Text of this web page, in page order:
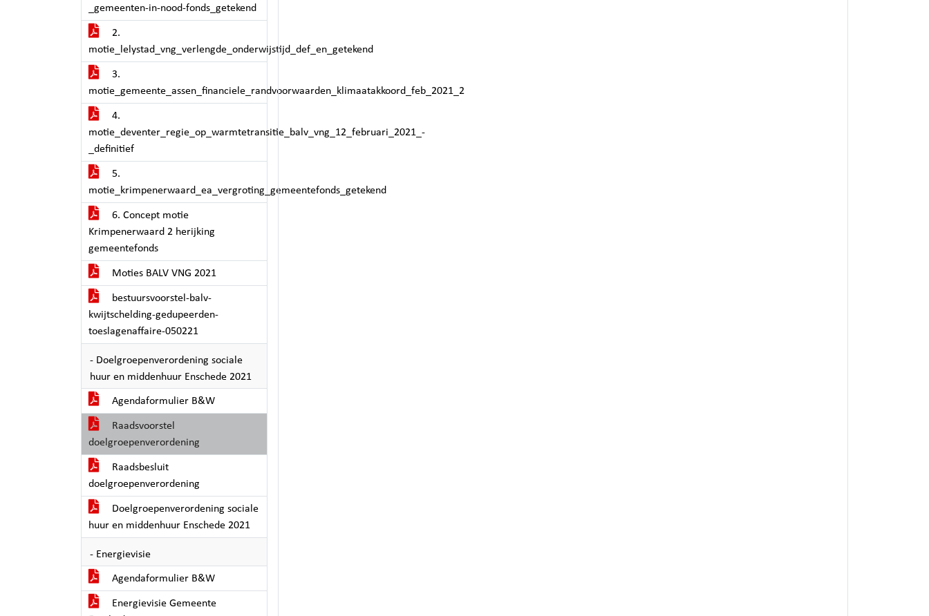
_gemeenten-in-nood-fonds_getekend
2.
motie_lelystad_vng_verlengde_onderwijstijd_def_en_getekend
3.
motie_gemeente_assen_financiele_randvoorwaarden_klimaatakkoord_feb_2021_2
4.
motie_deventer_regie_op_warmtetransitie_balv_vng_12_februari_2021_-
_definitief
5.
motie_krimpenerwaard_ea_vergroting_gemeentefonds_getekend
6. Concept motie
Krimpenerwaard 2 herijking
gemeentefonds
Moties BALV VNG 2021
bestuursvoorstel-balv-
kwijtschelding-gedupeerden-
toeslagenaffaire-050221
- Doelgroepenverordening sociale
huur en middenhuur Enschede 2021
Agendaformulier B&W
Raadsvoorstel
doelgroepenverordening
Raadsbesluit
doelgroepenverordening
Doelgroepenverordening sociale
huur en middenhuur Enschede 2021
- Energievisie
Agendaformulier B&W
Energievisie Gemeente